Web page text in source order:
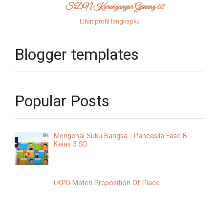
SDN Karanganyar Gunung 02
Lihat profil lengkapku
Blogger templates
Popular Posts
Mengenal Suku Bangsa - Pancasila Fase B
Kelas 3 SD
LKPD Materi Preposition Of Place